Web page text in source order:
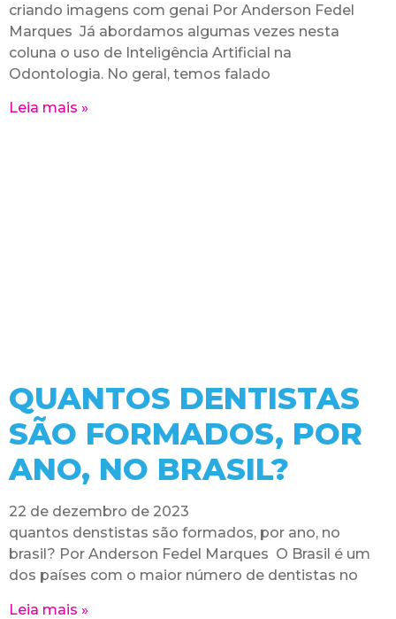
criando imagens com genai Por Anderson Fedel
Marques Já abordamos algumas vezes nesta
coluna o uso de Inteligência Artificial na
Odontologia. No geral, temos falado
Leia mais »
QUANTOS DENTISTAS
SÃO FORMADOS, POR
ANO, NO BRASIL?
22 de dezembro de 2023
quantos denstistas são formados, por ano, no
brasil? Por Anderson Fedel Marques O Brasil é um
dos países com o maior número de dentistas no
Leia mais »